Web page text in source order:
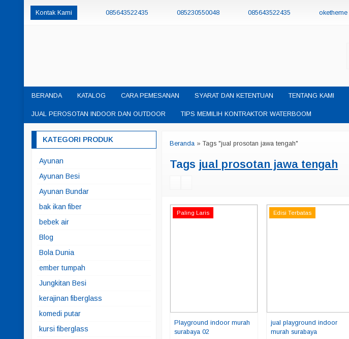
Kontak Kami 085643522435 085230550048 085643522435 oketheme
BERANDA KATALOG CARA PEMESANAN SYARAT DAN KETENTUAN TENTANG KAMI
JUAL PEROSOTAN INDOOR DAN OUTDOOR TIPS MEMILIH KONTRAKTOR WATERBOOM
Beranda »Tags "jual prosotan jawa tengah"
Tags jual prosotan jawa tengah
Paling Laris
Playground indoor murah
surabaya 02
Edisi Terbatas
jual playground indoor
murah surabaya
KATEGORI PRODUK
Ayunan
Ayunan Besi
Ayunan Bundar
bak ikan fiber
bebek air
Blog
Bola Dunia
ember tumpah
Jungkitan Besi
kerajinan fiberglass
komedi putar
kursi fiberglass